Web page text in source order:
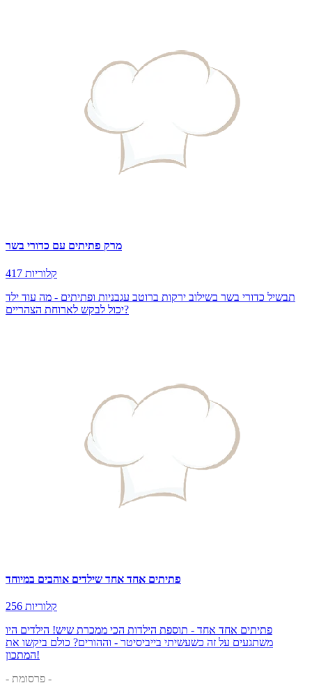
מרק פתיתים עם כדורי בשר
417 קלוריות
תבשיל כדורי בשר בשילוב ירקות ברוטב עגבניות ופתיתים - מה עוד ילד
יכול לבקש לארוחת הצהריים?
פתיתים אחד אחד שילדים אוהבים במיוחד
256 קלוריות
פתיתים אחד אחד - תוספת הילדות הכי ממכרת שיש! הילדים היו
משתגעים על זה כשעשיתי בייביסיטר - וההורים? כולם ביקשו את
המתכון!
- פרסומת -